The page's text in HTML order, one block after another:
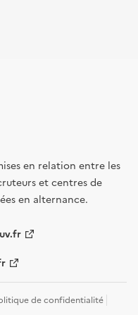
en relation entre les
et centres de
en alternance.
de confidentialité